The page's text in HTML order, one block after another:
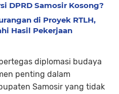
DPRD Samosir Kosong?
di Proyek RTLH,
Hasil Pekerjaan
diplomasi budaya
penting dalam
Samosir yang tidak